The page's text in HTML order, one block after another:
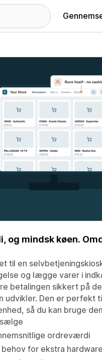
mindsk køen.
til en
og lægge varer i
betalingen sikkert på
Den er perfekt
så du kan bruge
ordreværdi
for ekstra